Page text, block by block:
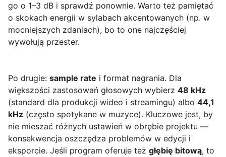
go o 1–3 dB i sprawdź ponownie. Warto też pamiętać
o skokach energii w sylabach akcentowanych (np. w
mocniejszych zdaniach), bo to one najczęściej
wywołują przester.
Po drugie: sample rate i format nagrania. Dla
większości zastosowań głosowych wybierz 48 kHz
(standard dla produkcji wideo i streamingu) albo 44,1
kHz (często spotykane w muzyce). Kluczowe jest, by
nie mieszać różnych ustawień w obrębie projektu —
konsekwencja oszczędza problemów w edycji i
eksporcie. Jeśli program oferuje też głębię bitową, to